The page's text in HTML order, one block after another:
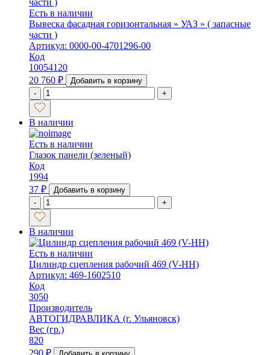
Есть в наличии
Вывеска фасадная горизонтальная » УАЗ » ( запасные
части )
Артикул: 0000-00-4701296-00
Код
10054120
20 760 ₽
Добавить в корзину
-
+
В наличии
Есть в наличии
Глазок панели (зеленый)
Код
1994
37 ₽
Добавить в корзину
-
+
В наличии
Есть в наличии
Цилиндр сцепления рабочий 469 (V-HH)
Артикул: 469-1602510
Код
3050
Производитель
АВТОГИДРАВЛИКА (г. Ульяновск)
Вес (гр.)
820
290 ₽ Добавить в корзину